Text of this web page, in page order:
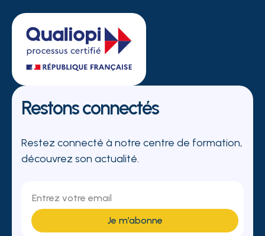
Restons connectés
Restez connecté à notre centre de formation,
découvrez son actualité.